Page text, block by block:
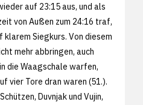
auf 23:15 aus, und als
von Außen zum 24:16 traf,
Siegkurs. Von diesem
mehr abbringen, auch
die Waagschale warfen,
vier Tore dran waren (51.).
Duvnjak und Vujin,